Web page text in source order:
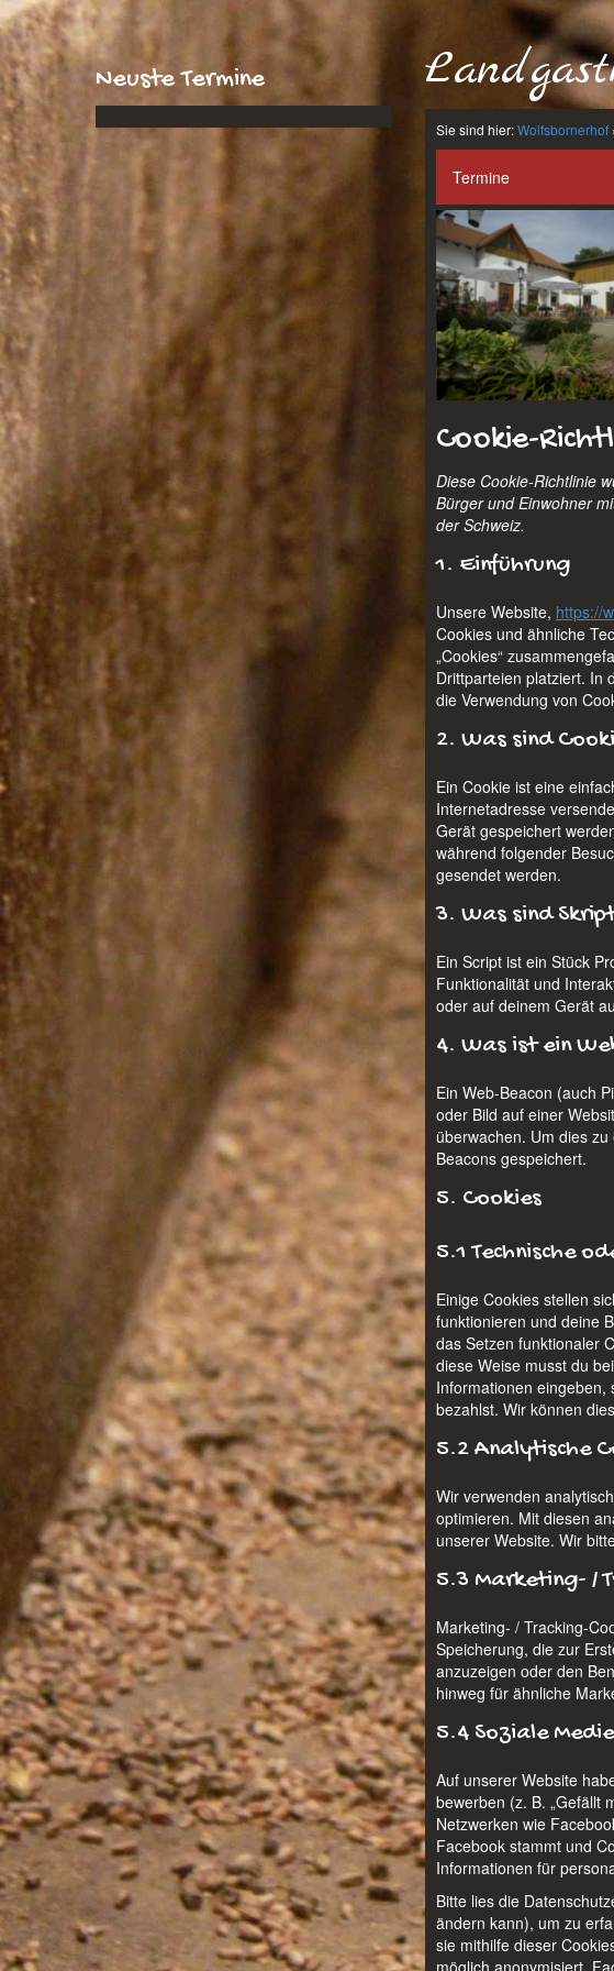
Neuste Termine
Sie sind hier:Wolfsbornerhof
Termine
Cookie-
Diese Cookie-Richtlinie
Bürger und Einwohner
der Schweiz.
1. Einführung
Unsere Website, https://
Cookies und ähnliche
„Cookies“
Drittparteien platziert. In
die Verwendung von
2. Was sind
Ein Cookie ist eine
Internetadresse
Gerät gespeichert
während folgender
gesendet werden.
3. Was sind
Ein Script ist ein Stück
Funktionalität und
oder auf deinem Gerät
4. Was ist ein
Ein Web-Beacon (auch
oder Bild auf einer
überwachen. Um dies
Beacons gespeichert.
5. Cookies
5.1 Technische
Einige Cookies stellen
funktionieren und deine
das Setzen funktionaler
diese Weise musst du
Informationen eingeben,
bezahlst. Wir können
5.2 Analytische
Wir verwenden
optimieren. Mit diesen
unserer Website. Wir
5.3 Marketing- /
Marketing- / Tracking-
Speicherung, die zur
anzuzeigen oder den
hinweg für ähnliche
5.4 Soziale
Auf unserer Website
bewerben (z. B. „Gefällt
Netzwerken wie
Facebook stammt und
Informationen für
Bitte lies die
ändern kann), um zu
sie mithilfe dieser